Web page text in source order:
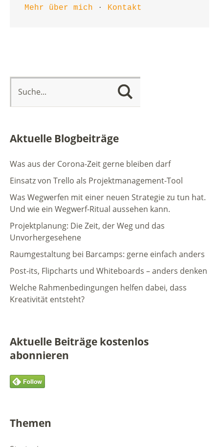
Mehr über mich · Kontakt
Aktuelle Blogbeiträge
Was aus der Corona-Zeit gerne bleiben darf
Einsatz von Trello als Projektmanagement-Tool
Was Wegwerfen mit einer neuen Strategie zu tun hat.
Und wie ein Wegwerf-Ritual aussehen kann.
Projektplanung: Die Zeit, der Weg und das
Unvorhergesehene
Raumgestaltung bei Barcamps: gerne einfach anders
Post-its, Flipcharts und Whiteboards – anders denken
Welche Rahmenbedingungen helfen dabei, dass
Kreativität entsteht?
Aktuelle Beiträge kostenlos
abonnieren
Themen